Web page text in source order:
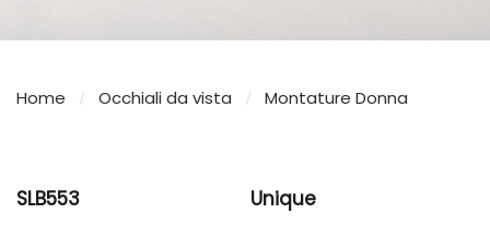
Home Occhiali da vista Montature Donna
SLB553 Unique